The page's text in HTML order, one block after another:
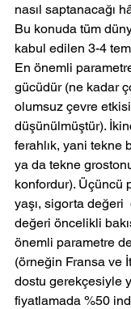
nasıl saptanacağı
Bu konuda tüm
kabul edilen 3-4
En önemli
gücüdür (ne kadar
olumsuz çevre
düşünülmüştür).
ferahlık, yani tekne
ya da tekne
konfordur). Üçüncü
yaşı, sigorta değeri
değeri öncelikli
önemli parametre
(örneğin Fransa ve
dostu gerekçesiyle
fiyatlamada %50